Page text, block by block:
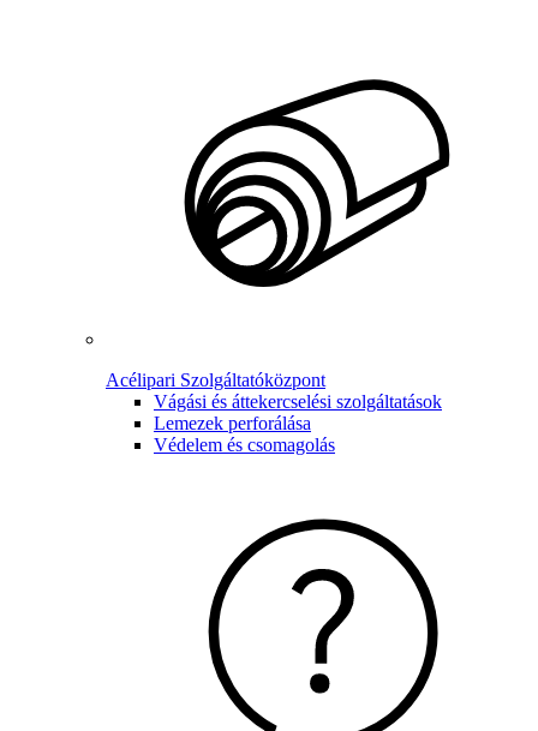
Acélipari Szolgáltatóközpont
Vágási és áttekercselési szolgáltatások
Lemezek perforálása
Védelem és csomagolás